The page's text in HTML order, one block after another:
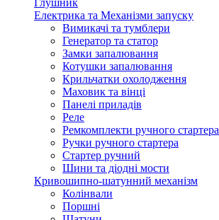
Глушник
Електрика та Механізми запуску
Вимикачі та тумблери
Генератор та статор
Замки запалювання
Котушки запалювання
Крильчатки охолодження
Маховик та вінці
Панелі приладів
Реле
Ремкомплекти ручного стартера
Ручки ручного стартера
Стартер ручний
Шини та діодні мости
Кривошипно-шатунний механізм
Колінвали
Поршні